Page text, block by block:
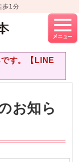
歩1分
す。【LINE
お知ら